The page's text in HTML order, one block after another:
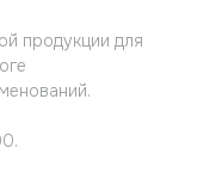
продукции для